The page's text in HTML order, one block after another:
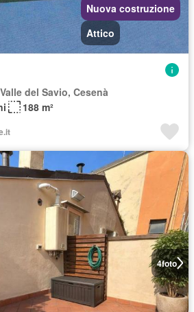
Nuova costruzione
Attico
del Savio, Cesenà
188 m²
4foto